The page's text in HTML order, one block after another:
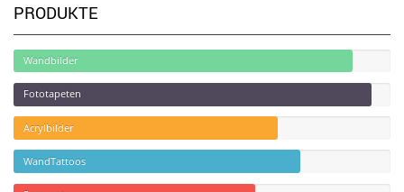
PRODUKTE
Wandbilder
Fototapeten
Acrylbilder
WandTattoos